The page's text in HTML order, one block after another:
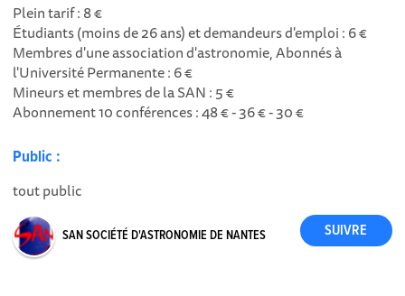
Plein tarif : 8 €
Étudiants (moins de 26 ans) et demandeurs d'emploi : 6 €
Membres d'une association d'astronomie, Abonnés à
l'Université Permanente : 6 €
Mineurs et membres de la SAN : 5 €
Abonnement 10 conférences : 48 € - 36 € - 30 €
Public :
tout public
SAN SOCIÉTÉ D'ASTRONOMIE DE NANTES